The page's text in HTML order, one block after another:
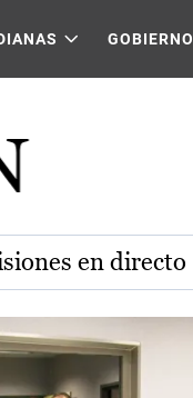
GOBIERNO
en directo